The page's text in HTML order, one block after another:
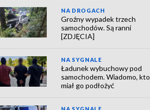
NA DROGACH
Groźny wypadek trzech
samochodów. Są ranni
[ZDJĘCIA]
NA SYGNALE
Ładunek wybuchowy pod
samochodem. Wiadomo, kto
miał go podłożyć